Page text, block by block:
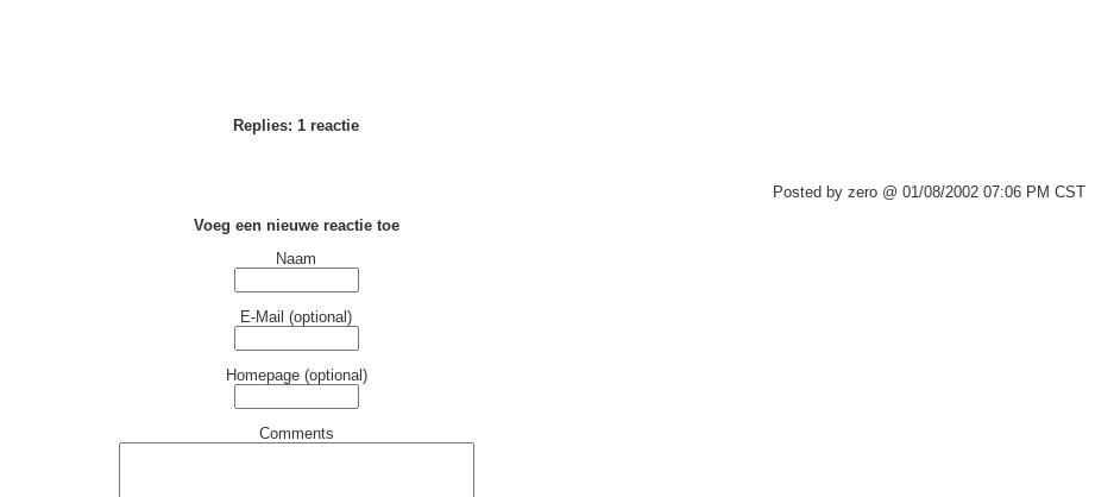
Replies: 1 reactie
Posted by zero @ 01/08/2002 07:06 PM CST
Voeg een nieuwe reactie toe
Naam
E-Mail (optional)
Homepage (optional)
Comments